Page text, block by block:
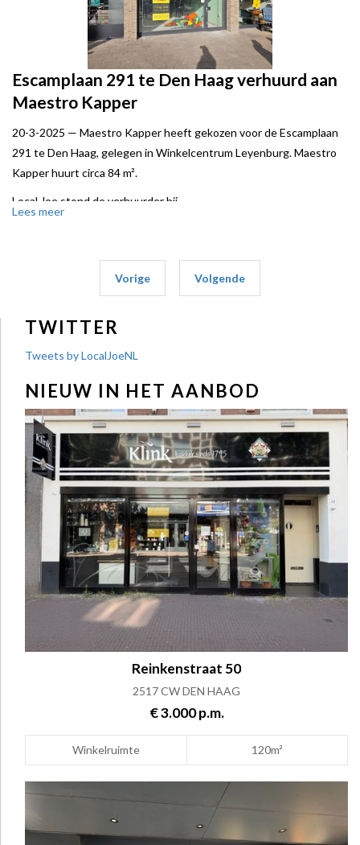
Escamplaan 291 te Den Haag verhuurd aan
Maestro Kapper
20-3-2025 — Maestro Kapper heeft gekozen voor de Escamplaan
291 te Den Haag, gelegen in Winkelcentrum Leyenburg. Maestro
Kapper huurt circa 84 m².
Local Joe stond de verhuurder bij.
Lees meer
Vorige Volgende
TWITTER
Tweets by LocalJoeNL
NIEUW IN HET AANBOD
Reinkenstraat 50
2517 CW DEN HAAG
€ 3.000 p.m.
Winkelruimte 120m²